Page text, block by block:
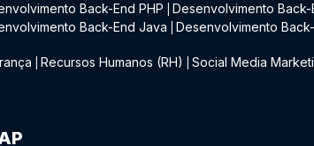
Back-End PHP Desenvolvimento Back-
Back-End Java Desenvolvimento
Recursos Humanos (RH) Social Media